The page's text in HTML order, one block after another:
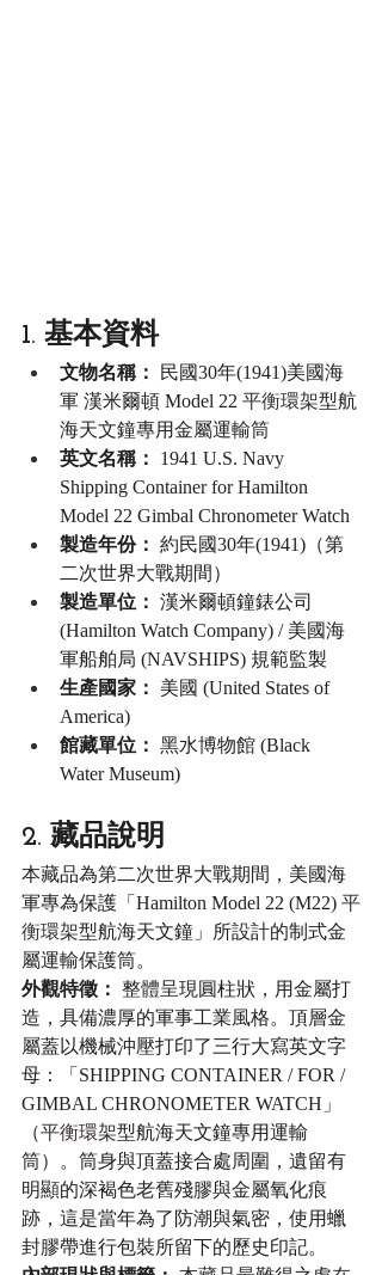
1. 基本資料
文物名稱：
民國30年(1941)美國海
軍 漢米爾頓 Model 22 平衡環架型航
海天文鐘專用金屬運輸筒
英文名稱：
1941 U.S. Navy
Shipping Container for Hamilton
Model 22 Gimbal Chronometer Watch
製造年份： 約民國30年(1941)（第
二次世界大戰期間）
製造單位： 漢米爾頓鐘錶公司
(Hamilton Watch Company) / 美國海
軍船舶局 (NAVSHIPS) 規範監製
生產國家：
美國 (United States of
America)
館藏單位： 黑水博物館 (Black
Water Museum)
2. 藏品說明
本藏品為第二次世界大戰期間，美國海
軍專為保護「Hamilton Model 22 (M22) 平
衡環架型航海天文鐘」所設計的制式金
屬運輸保護筒。
外觀特徵： 整體呈現圓柱狀，用金屬打
造，具備濃厚的軍事工業風格。頂層金
屬蓋以機械沖壓打印了三行大寫英文字
母：「SHIPPING CONTAINER / FOR /
GIMBAL CHRONOMETER WATCH」
（平衡環架型航海天文鐘專用運輸
筒）。筒身與頂蓋接合處周圍，遺留有
明顯的深褐色老舊殘膠與金屬氧化痕
跡，這是當年為了防潮與氣密，使用蠟
封膠帶進行包裝所留下的歷史印記。